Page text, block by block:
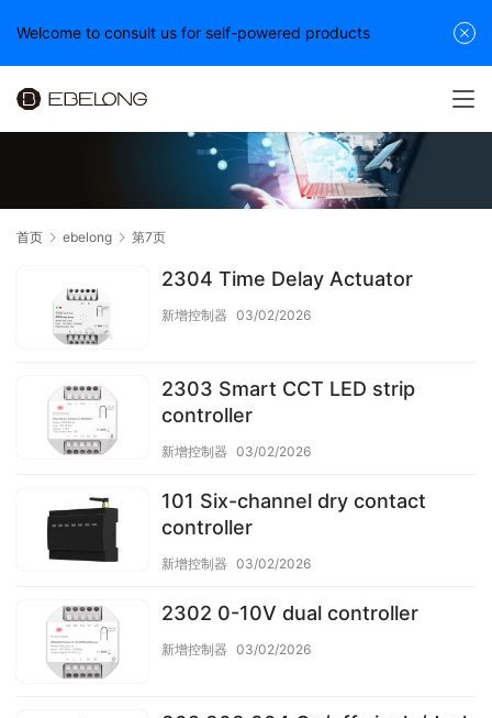
首页 ebelong 第7页
2304 Time Delay Actuator
新增控制器 03/02/2026
2303 Smart CCT LED strip
controller
新增控制器 03/02/2026
101 Six-channel dry contact
controller
新增控制器 03/02/2026
2302 0-10V dual controller
新增控制器 03/02/2026
Welcome to consult us for self-powered products